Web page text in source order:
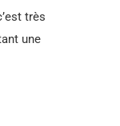
très
une